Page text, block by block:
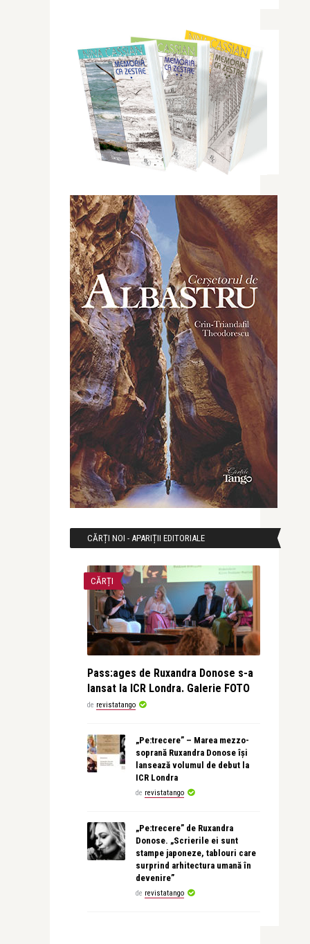
CĂRȚI NOI - APARIȚII EDITORIALE
CĂRȚI
Pass:ages de Ruxandra Donose s-a
lansat la ICR Londra. Galerie FOTO
de revistatango
„Pe:trecere” – Marea mezzo-
soprană Ruxandra Donose își
lansează volumul de debut la
ICR Londra
de revistatango
„Pe:trecere” de Ruxandra
Donose. „Scrierile ei sunt
stampe japoneze, tablouri care
surprind arhitectura umană în
devenire”
de revistatango